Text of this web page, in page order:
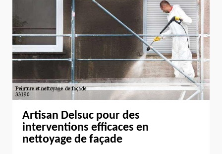
Artisan Delsuc pour des
interventions efficaces en
nettoyage de façade